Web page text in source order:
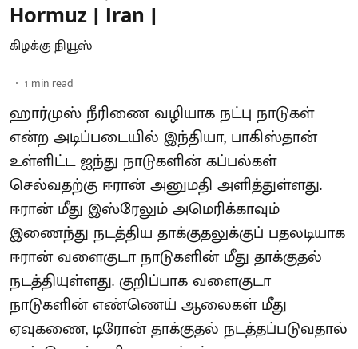
Hormuz | Iran |
கிழக்கு நியூஸ்
1 min read
ஹார்முஸ் நீரிணை வழியாக நட்பு நாடுகள்
என்ற அடிப்படையில் இந்தியா, பாகிஸ்தான்
உள்ளிட்ட ஐந்து நாடுகளின் கப்பல்கள்
செல்வதற்கு ஈரான் அனுமதி அளித்துள்ளது.
ஈரான் மீது இஸ்ரேலும் அமெரிக்காவும்
இணைந்து நடத்திய தாக்குதலுக்குப் பதலடியாக
ஈரான் வளைகுடா நாடுகளின் மீது தாக்குதல்
நடத்தியுள்ளது. குறிப்பாக வளைகுடா
நாடுகளின் எண்ணெய் ஆலைகள் மீது
ஏவுகணை, டிரோன் தாக்குதல் நடத்தப்படுவதால்